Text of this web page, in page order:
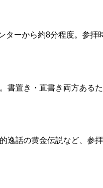
ターから約8分程度。参拝
書置き・直書き両方ある
逸話の黄金伝説など、参